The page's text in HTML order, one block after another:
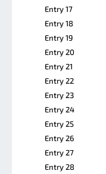
Entry 17
Entry 18
Entry 19
Entry 20
Entry 21
Entry 22
Entry 23
Entry 24
Entry 25
Entry 26
Entry 27
Entry 28